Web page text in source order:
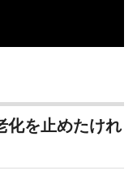
化を止めたけれ